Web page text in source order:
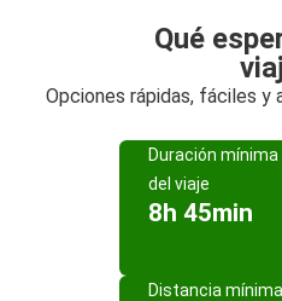
Qué
Opciones rápidas, fáciles y
Duración mínima
del viaje
8h 45min
Distancia mínima